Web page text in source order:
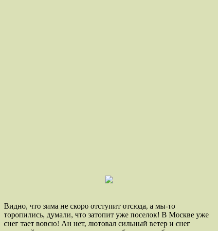
Видно, что зима не скоро отступит отсюда, а мы-то
торопились, думали, что затопит уже поселок! В Москве уже
снег тает вовсю! Ан нет, лютовал сильный ветер и снег